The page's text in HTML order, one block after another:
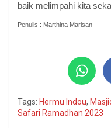
baik melimpahi kita
Penulis : Marthina Marisan
Tags: Hermu Indou,
Safari Ramadhan 2023